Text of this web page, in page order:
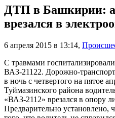
ДТП в Башкирии:
врезался в
6 апреля 2015 в 13:14,
С травмами
ВАЗ-21122. Дорожно-
в ночь с четвертого на пятое
Туймазинского района
«ВАЗ-2112» врезался в опору
Предварительно установлено,